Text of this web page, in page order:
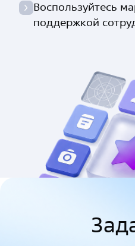
Воспользуйтесь
поддержкой